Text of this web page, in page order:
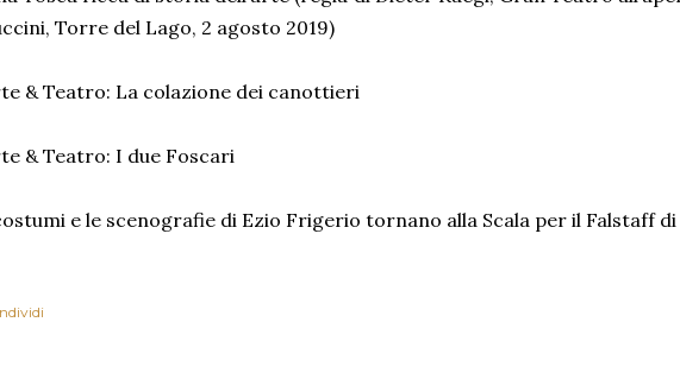
Torre del Lago, 2 agosto 2019)
& Teatro: La colazione dei canottieri
& Teatro: I due Foscari
e le scenografie di Ezio Frigerio tornano alla Scala per il Falstaff